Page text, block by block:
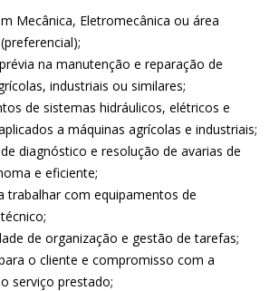
Mecânica, Eletromecânica ou área
na manutenção e reparação de
industriais ou similares;
de sistemas hidráulicos, elétricos e
a máquinas agrícolas e industriais;
diagnóstico e resolução de avarias de
e eficiente;
trabalhar com equipamentos de
de organização e gestão de tarefas;
o cliente e compromisso com a
serviço prestado;